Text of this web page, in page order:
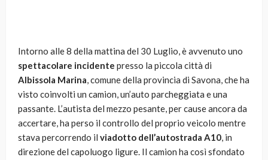
Intorno alle 8 della mattina del 30 Luglio, è avvenuto uno
spettacolare incidente presso la piccola città di
Albissola Marina, comune della provincia di Savona, che ha
visto coinvolti un camion, un’auto parcheggiata e una
passante. L’autista del mezzo pesante, per cause ancora da
accertare, ha perso il controllo del proprio veicolo mentre
stava percorrendo il viadotto dell’autostrada A10, in
direzione del capoluogo ligure. Il camion ha così sfondato